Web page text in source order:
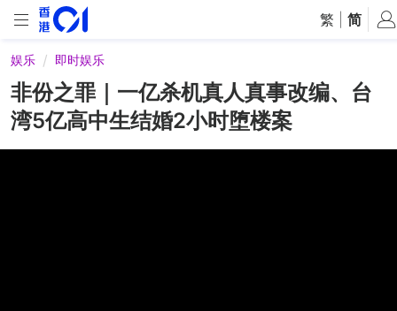
繁 简
娱乐 即时娱乐
非份之罪｜一亿杀机真人真事改编、台
湾5亿高中生结婚2小时堕楼案